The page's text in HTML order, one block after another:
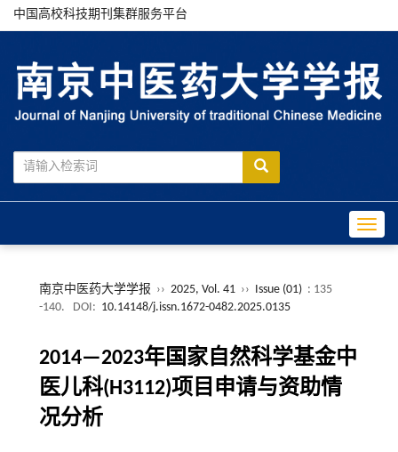
中国高校科技期刊集群服务平台
南京中医药大学学报 ›› 2025, Vol. 41 ›› Issue (01) : 135
-140.
DOI: 10.14148/j.issn.1672-0482.2025.0135
2014—2023年国家自然科学基金中
医儿科(H3112)项目申请与资助情
况分析